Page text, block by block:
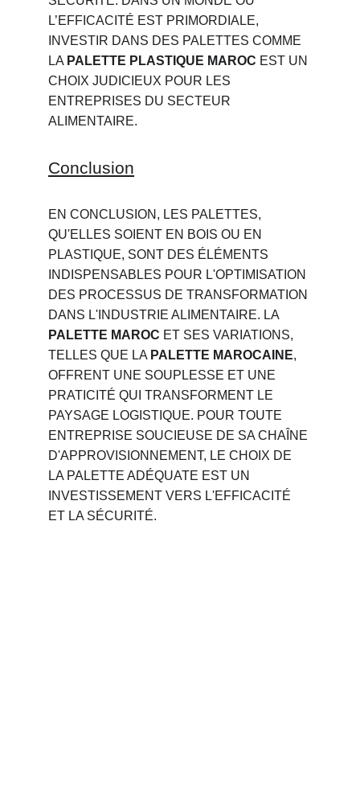
L’EFFICACITÉ EST PRIMORDIALE,
INVESTIR DANS DES PALETTES COMME
LA PALETTE PLASTIQUE MAROC EST UN
CHOIX JUDICIEUX POUR LES
ENTREPRISES DU SECTEUR
ALIMENTAIRE.
Conclusion
EN CONCLUSION, LES PALETTES,
QU'ELLES SOIENT EN BOIS OU EN
PLASTIQUE, SONT DES ÉLÉMENTS
INDISPENSABLES POUR L'OPTIMISATION
DES PROCESSUS DE TRANSFORMATION
DANS L'INDUSTRIE ALIMENTAIRE. LA
PALETTE MAROC ET SES VARIATIONS,
TELLES QUE LA PALETTE MAROCAINE,
OFFRENT UNE SOUPLESSE ET UNE
PRATICITÉ QUI TRANSFORMENT LE
PAYSAGE LOGISTIQUE. POUR TOUTE
ENTREPRISE SOUCIEUSE DE SA CHAÎNE
D'APPROVISIONNEMENT, LE CHOIX DE
LA PALETTE ADÉQUATE EST UN
INVESTISSEMENT VERS L'EFFICACITÉ
ET LA SÉCURITÉ.